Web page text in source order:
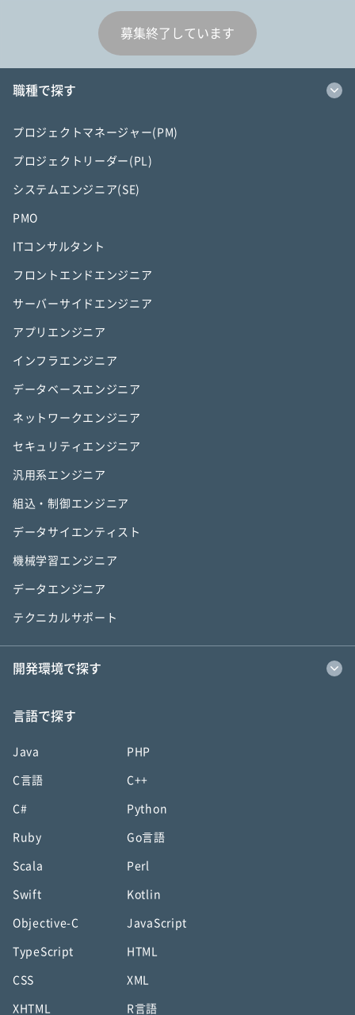
募集終了しています
職種で探す
プロジェクトマネージャー(PM)
プロジェクトリーダー(PL)
システムエンジニア(SE)
PMO
ITコンサルタント
フロントエンドエンジニア
サーバーサイドエンジニア
アプリエンジニア
インフラエンジニア
データベースエンジニア
ネットワークエンジニア
セキュリティエンジニア
汎用系エンジニア
組込・制御エンジニア
データサイエンティスト
機械学習エンジニア
データエンジニア
テクニカルサポート
開発環境で探す
言語で探す
Java PHP
C言語 C++
C# Python
Ruby Go言語
Scala Perl
Swift Kotlin
Objective-C JavaScript
TypeScript HTML
CSS XML
XHTML R言語